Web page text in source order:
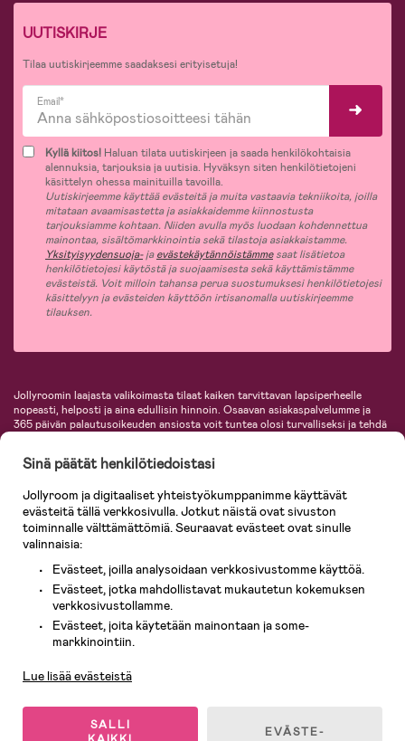
UUTISKIRJE
Tilaa uutiskirjeemme saadaksesi erityisetuja!
Email*
Kyllä kiitos! Haluan tilata uutiskirjeen ja saada henkilökohtaisia
alennuksia, tarjouksia ja uutisia. Hyväksyn siten henkilötietojeni
käsittelyn ohessa mainituilla tavoilla.
Uutiskirjeemme käyttää evästeitä ja muita vastaavia tekniikoita, joilla
mitataan avaamisastetta ja asiakkaidemme kiinnostusta
tarjouksiamme kohtaan. Niiden avulla myös luodaan kohdennettua
mainontaa, sisältömarkkinointia sekä tilastoja asiakkaistamme.
Yksityisyydensuoja-jaevästekäytännöistämmesaat lisätietoa
henkilötietojesi käytöstä ja suojaamisesta sekä käyttämistämme
evästeistä. Voit milloin tahansa perua suostumuksesi henkilötietojesi
käsittelyyn ja evästeiden käyttöön irtisanomalla uutiskirjeemme
tilauksen.
Jollyroomin laajasta valikoimasta tilaat kaiken tarvittavan lapsiperheelle
nopeasti, helposti ja aina edullisin hinnoin. Osaavan asiakaspalvelumme ja
365 päivän palautusoikeuden ansiosta voit tuntea olosi turvalliseksi ja tehdä
lastentarvikkeita sekä paljon muuta. Meiltä löydät lukuisia tunnettuja
KidKraft, Ergobaby, Philips Avent, Neonate, Cybex, LEGO ja monia muita!
Tervetuloa shoppailemaan Pohjoismaiden suurimpaan lastentarvikkeiden
verkkokauppaan!
Sinä päätät henkilötiedoistasi
Jollyroom ja digitaaliset yhteistyökumppanimme käyttävät
evästeitä tällä verkkosivulla. Jotkut näistä ovat sivuston
toiminnalle välttämättömiä. Seuraavat evästeet ovat sinulle
valinnaisia:
Evästeet, joilla analysoidaan verkkosivustomme käyttöä.
Evästeet, jotka mahdollistavat mukautetun kokemuksen
verkkosivustollamme.
Evästeet, joita käytetään mainontaan ja some-
markkinointiin.
Lue lisää evästeistä
SALLI
EVÄSTE-